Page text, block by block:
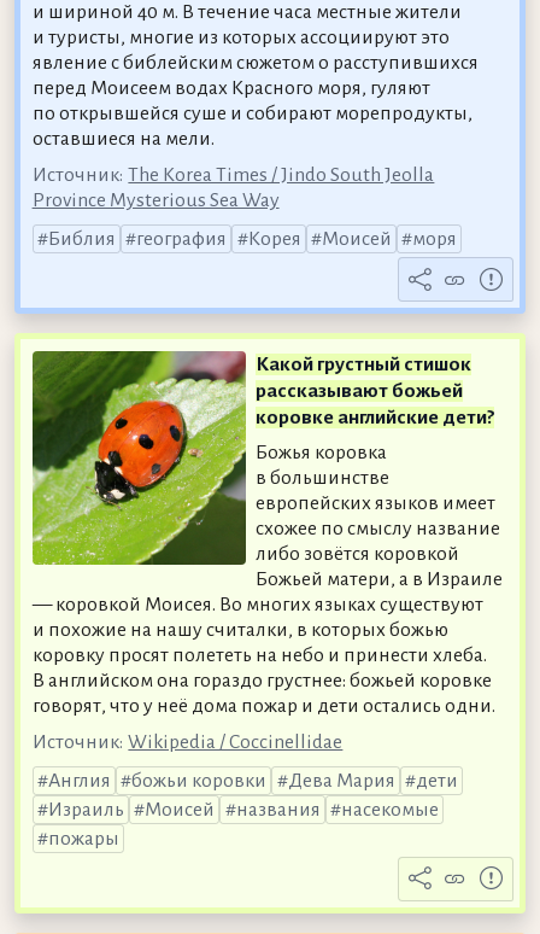
и шириной 40 м. В течение часа местные жители
и туристы, многие из которых ассоциируют это
явление с библейским сюжетом о расступившихся
перед Моисеем водах Красного моря, гуляют
по открывшейся суше и собирают морепродукты,
оставшиеся на мели.
Источник: The Korea Times / Jindo South Jeolla
Province Mysterious Sea Way
Библия
география Корея Моисей моря
Какой грустный стишок
рассказывают божьей
коровке английские дети?
Божья коровка
в большинстве
европейских языков имеет
схожее по смыслу название
либо зовётся коровкой
Божьей матери, а в Израиле
— коровкой Моисея. Во многих языках существуют
и похожие на нашу считалки, в которых божью
коровку просят полететь на небо и принести хлеба.
В английском она гораздо грустнее: божьей коровке
говорят, что у неё дома пожар и дети остались одни.
Источник: Wikipedia / Coccinellidae
Англия
божьи коровки Дева Мария
дети
Израиль
Моисей названия
насекомые
пожары